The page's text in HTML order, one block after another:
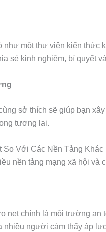
như một thư viện kiến
sẻ kinh nghiệm, bí quyết
sở thích sẽ giúp bạn
tương lai.
So Với Các Nền Tảng Khác
nền tảng mạng xã hội
net chính là môi trường
nhiều người cảm thấy áp